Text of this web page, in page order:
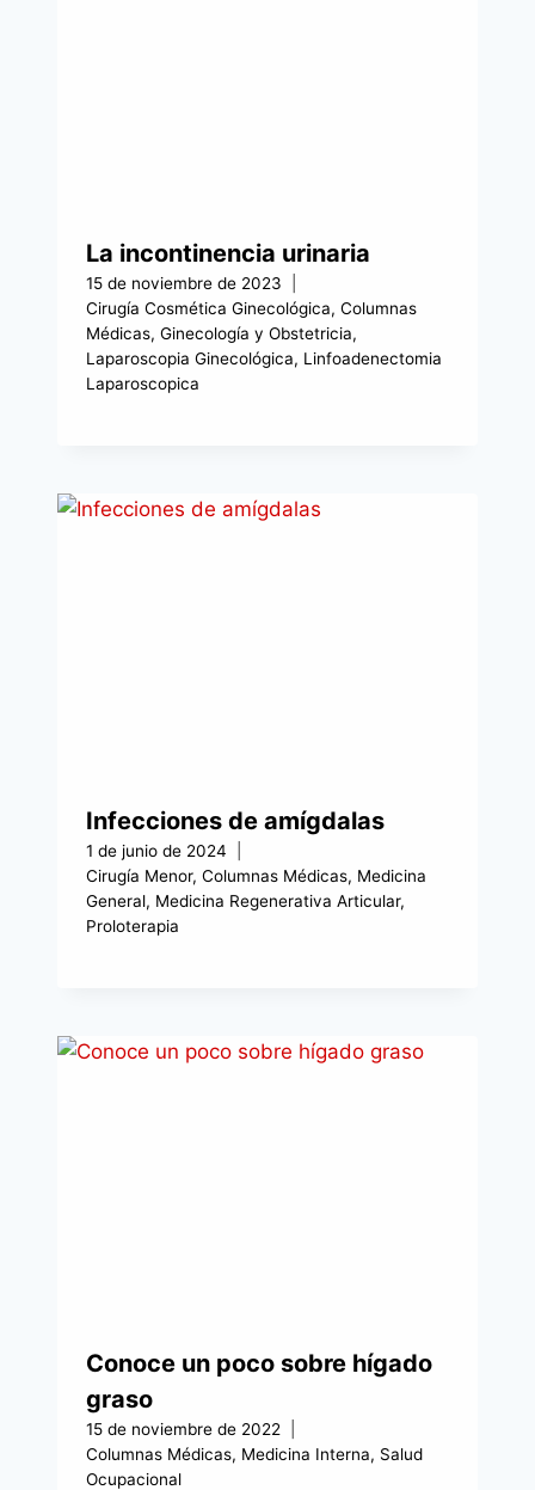
La incontinencia urinaria
15 de noviembre de 2023
Cirugía Cosmética Ginecológica, Columnas
Médicas, Ginecología y Obstetricia,
Laparoscopia Ginecológica, Linfoadenectomia
Laparoscopica
Infecciones de amígdalas
1 de junio de 2024
Cirugía Menor, Columnas Médicas, Medicina
General, Medicina Regenerativa Articular,
Proloterapia
Conoce un poco sobre hígado
graso
15 de noviembre de 2022
Columnas Médicas, Medicina Interna, Salud
Ocupacional